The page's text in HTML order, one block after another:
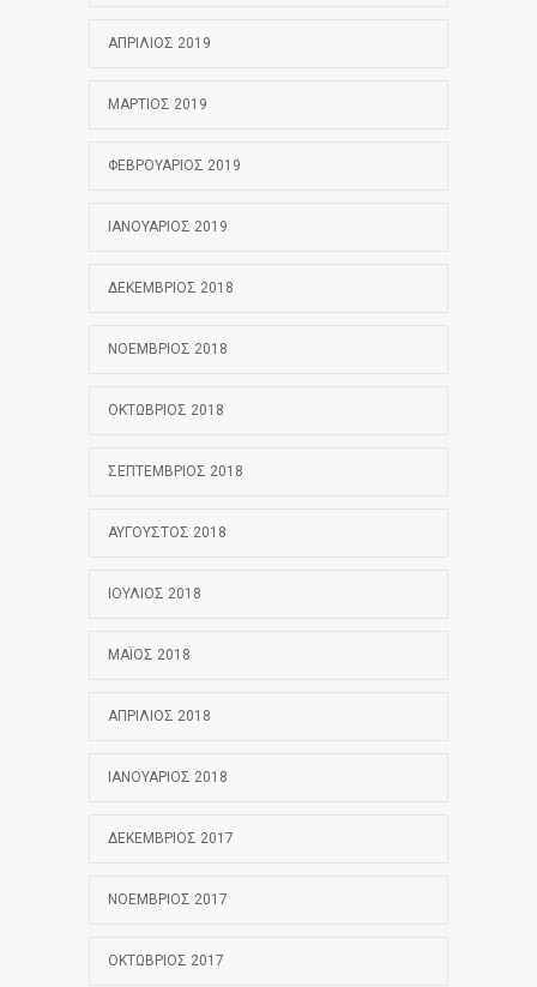
ΑΠΡΊΛΙΟΣ 2019
ΜΆΡΤΙΟΣ 2019
ΦΕΒΡΟΥΆΡΙΟΣ 2019
ΙΑΝΟΥΆΡΙΟΣ 2019
ΔΕΚΈΜΒΡΙΟΣ 2018
ΝΟΈΜΒΡΙΟΣ 2018
ΟΚΤΏΒΡΙΟΣ 2018
ΣΕΠΤΈΜΒΡΙΟΣ 2018
ΑΎΓΟΥΣΤΟΣ 2018
ΙΟΎΛΙΟΣ 2018
ΜΆΙΟΣ 2018
ΑΠΡΊΛΙΟΣ 2018
ΙΑΝΟΥΆΡΙΟΣ 2018
ΔΕΚΈΜΒΡΙΟΣ 2017
ΝΟΈΜΒΡΙΟΣ 2017
ΟΚΤΏΒΡΙΟΣ 2017